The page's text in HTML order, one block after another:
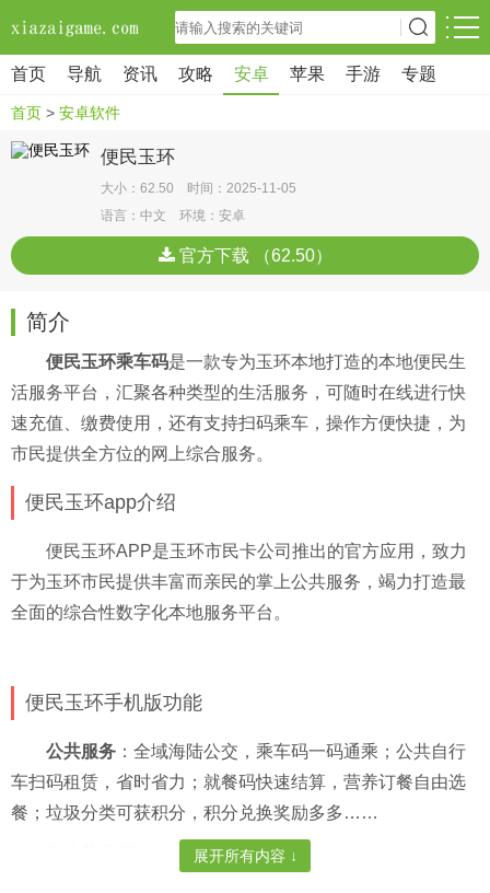
首页 导航 资讯 攻略 安卓 苹果 手游 专题
首页 > 安卓软件
便民玉环
大小：62.50 时间：2025-11-05
语言：中文 环境：安卓
官方下载 （62.50）
简介
便民玉环乘车码是一款专为玉环本地打造的本地便民生
活服务平台，汇聚各种类型的生活服务，可随时在线进行快
速充值、缴费使用，还有支持扫码乘车，操作方便快捷，为
市民提供全方位的网上综合服务。
便民玉环app介绍
便民玉环APP是玉环市民卡公司推出的官方应用，致力
于为玉环市民提供丰富而亲民的掌上公共服务，竭力打造最
全面的综合性数字化本地服务平台。
便民玉环手机版功能
公共服务 ：全域海陆公交，乘车码一码通乘；公共自行
车扫码租赁，省时省力；就餐码快速结算，营养订餐自由选
餐；垃圾分类可获积分，积分兑换奖励多多……
：市民卡个人信息、使用记录实时可查，掌
展开所有内容 ↓